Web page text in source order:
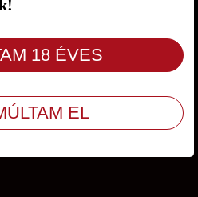
/ÁSZF/Adatvédelem
Kft. Minden jog fenntartva